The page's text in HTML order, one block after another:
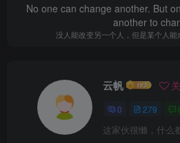
No one can change another. But
another to
没人能改变另一个人，但是某个人
云帆
0 279
这家伙很懒，什么